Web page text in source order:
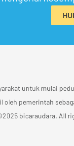
untuk mulai
oleh pemerintah
bicaraudara. All